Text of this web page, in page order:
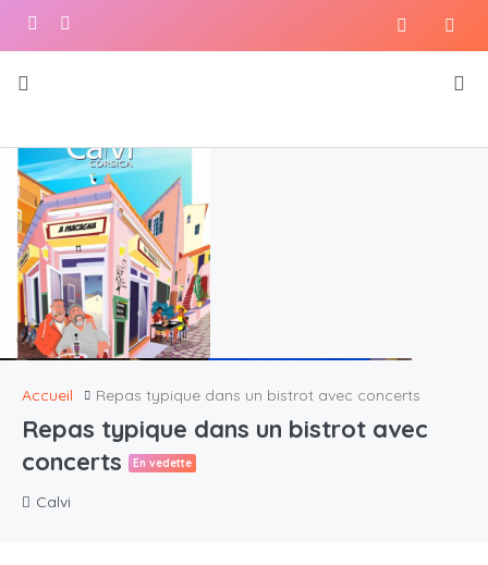
Accueil Repas typique dans un bistrot avec concerts
Repas typique dans un bistrot avec
concerts
En vedette
Calvi